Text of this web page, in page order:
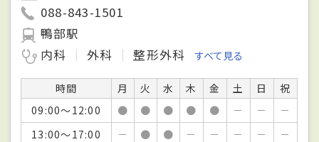
088-843-1501
鴨部駅
内科
外科 整形外科 すべて見る
時間 月 火 水 木 金 土 日
祝
09:00～12:00
● ● ● ● ● － －
－
13:00～17:00
－ ● ● － － － － －